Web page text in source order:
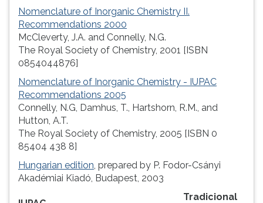
Nomenclature of Inorganic Chemistry II.
Recommendations 2000
McCleverty, J.A. and Connelly, N.G.
The Royal Society of Chemistry, 2001 [ISBN
0854044876]
Nomenclature of Inorganic Chemistry - IUPAC
Recommendations 2005
Connelly, N.G, Damhus, T., Hartshorn, R.M., and
Hutton, A.T.
The Royal Society of Chemistry, 2005 [ISBN 0
85404 438 8]
Hungarian edition, prepared by P. Fodor-Csányi
Akadémiai Kiadó, Budapest, 2003
Tradicional